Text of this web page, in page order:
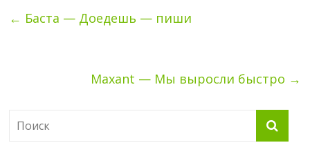
← Баста — Доедешь — пиши
Maxant — Мы выросли быстро →